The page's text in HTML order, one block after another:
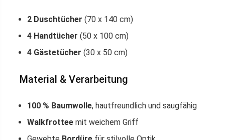
2 Duschtücher (70 x 140 cm)
4 Handtücher (50 x 100 cm)
4 Gästetücher (30 x 50 cm)
Material & Verarbeitung
100 % Baumwolle, hautfreundlich und saugfähig
Walkfrottee mit weichem Griff